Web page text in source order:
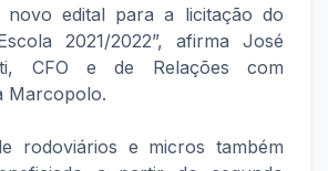
novo edital para a licitação do
2021/2022”, afirma José
CFO e de Relações com
Marcopolo.
rodoviários e micros também